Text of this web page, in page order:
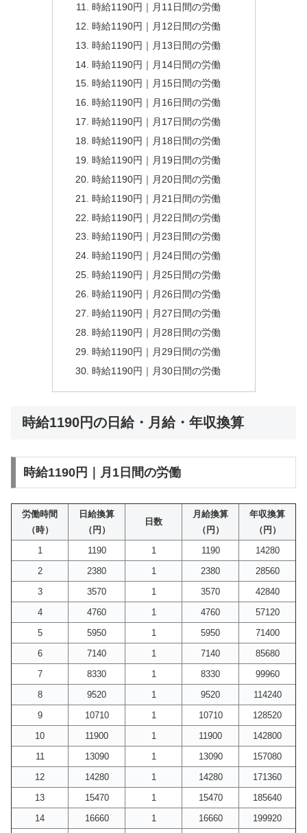
時給1190円｜月11日間の労働
時給1190円｜月12日間の労働
時給1190円｜月13日間の労働
時給1190円｜月14日間の労働
時給1190円｜月15日間の労働
時給1190円｜月16日間の労働
時給1190円｜月17日間の労働
時給1190円｜月18日間の労働
時給1190円｜月19日間の労働
時給1190円｜月20日間の労働
時給1190円｜月21日間の労働
時給1190円｜月22日間の労働
時給1190円｜月23日間の労働
時給1190円｜月24日間の労働
時給1190円｜月25日間の労働
時給1190円｜月26日間の労働
時給1190円｜月27日間の労働
時給1190円｜月28日間の労働
時給1190円｜月29日間の労働
時給1190円｜月30日間の労働
時給1190円の日給・月給・年収換算
時給1190円｜月1日間の労働
労働時間
（時）
日給換算
（円）
日数
月給換算
（円）
年収換算
（円）
1
1190 1 1190
14280
2
2380 1 2380
28560
3
3570 1 3570
42840
4
4760 1 4760
57120
5
5950 1 5950
71400
6
7140 1 7140
85680
7
8330 1 8330
99960
8
9520 1 9520
114240
9
10710 1 10710
128520
10
11900 1 11900
142800
11
13090 1 13090
157080
12
14280 1 14280
171360
13
15470 1 15470
185640
14
16660 1 16660
199920